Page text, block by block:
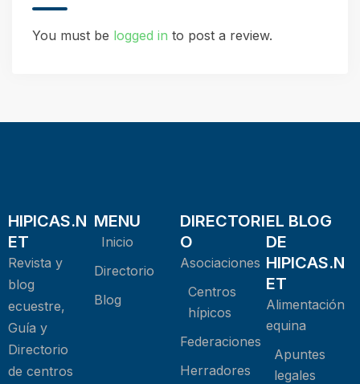
You must be logged in to post a review.
HIPICAS.N
ET
Revista y
blog
ecuestre,
Guía y
Directorio
de centros
MENU
Inicio
Directorio
Blog
DIRECTORI
O
Asociaciones
Centros
hípicos
Federaciones
Herradores
EL BLOG
DE
HIPICAS.N
ET
Alimentación
equina
Apuntes
legales